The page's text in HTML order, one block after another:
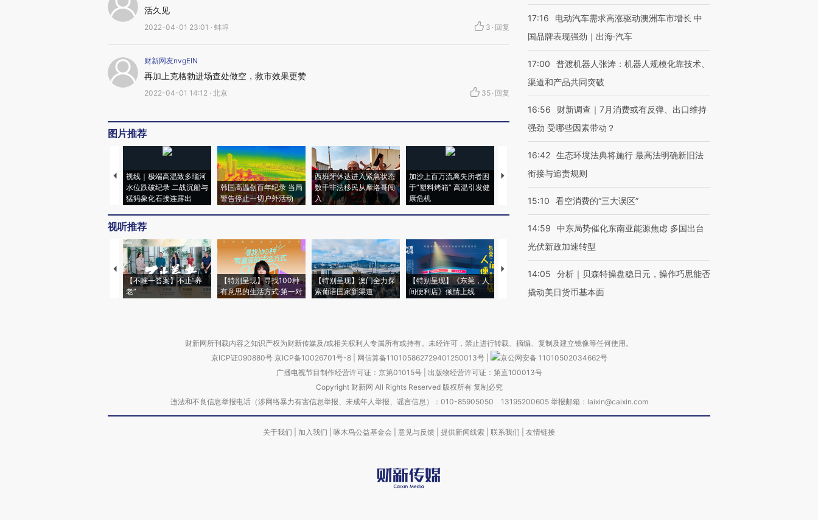
活久见
2022-04-01 23:01 · 蚌埠 3 · 回复
财新网友nvgEIN
再加上克格勃进场查处做空，救市效果更赞
2022-04-01 14:12 · 北京 35 · 回复
图片推荐
视线｜极端高温致多瑙河
水位跌破纪录 二战沉船与
猛犸象化石接连露出
韩国高温创百年纪录 当局
警告停止一切户外活动
西班牙休达进入紧急状态
数千非法移民从摩洛哥闯
入
加沙上百万流离失所者困
于“塑料烤箱” 高温引发健
康危机
视线｜HYROX的吸金
术：是什么让中产们甘
心“花钱找虐”？
粒摇头丸 尿检体内含3种
毒品
度Z世代 用街头抗争将教
视听推荐
【不唯一答案】不止“养
老”
【特别呈现】寻找100种
有意思的生活方式·第一对
【特别呈现】澳门全力探
索葡语国家新渠道
【特别呈现】《东莞，人
间便利店》倾情上线
【推广】走进第四届链博
会，让数智科技“链”接产
【特别呈现】寻找100种
有意思的生活方式·第三对
【商旅对话】华住集团
CFO：不靠规模取胜，华
17:16
电动汽车需求高涨驱动澳洲车市增长 中
国品牌表现强劲｜出海·汽车
17:00
普渡机器人张涛：机器人规模化靠技术、
渠道和产品共同突破
16:56
财新调查｜7月消费或有反弹、出口维持
强劲 受哪些因素带动？
16:42 生态环境法典将施行 最高法明确新旧法
衔接与追责规则
15:10 看空消费的“三大误区”
14:59
中东局势催化东南亚能源焦虑 多国出台
光伏新政加速转型
14:05
分析｜贝森特操盘稳日元，操作巧思能否
撬动美日货币基本面
财新网所刊载内容之知识产权为财新传媒及/或相关权利人专属所有或持有。未经许可，禁止进行转载、摘编、复制及建立镜像等任何使用。
京ICP证090880号 京ICP备10026701号-8 网信算备110105862729401250013号
京公网安备 11010502034662号
广播电视节目制作经营许可证：京第01015号| 出版物经营许可证：第直100013号
Copyright 财新网 All Rights Reserved 版权所有 复制必究
违法和不良信息举报电话（涉网络暴力有害信息举报、未成年人举报、谣言信息）：010-85905050 13195200605 举报邮箱：laixin@caixin.com
关于我们 加入我们 啄木鸟公益基金会 意见与反馈 提供新闻线索 联系我们 友情链接